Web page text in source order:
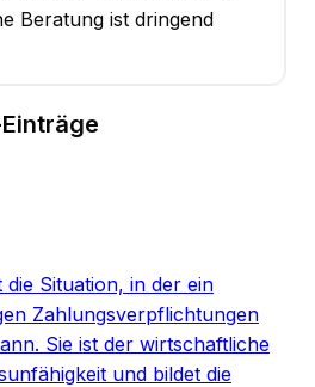
Beratung ist dringend
Situation, in der ein
Zahlungsverpflichtungen
Sie ist der wirtschaftliche
und bildet die